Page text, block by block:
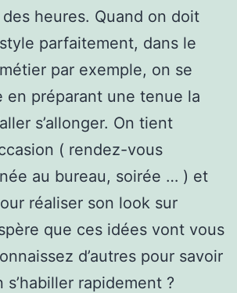
heures. Quand on doit
parfaitement, dans le
par exemple, on se
en préparant une tenue la
s’allonger. On tient
( rendez-vous
au bureau, soirée … ) et
réaliser son look sur
que ces idées vont vous
d’autres pour savoir
rapidement ?